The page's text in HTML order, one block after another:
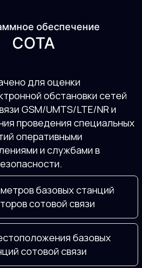
обеспечение
СОТА
для оценки
обстановки сетей
GSM/UMTS/LTE/NR и
проведения специальных
оперативными
и службами в
базовых станций
сотовой связи
базовых
сотовой связи